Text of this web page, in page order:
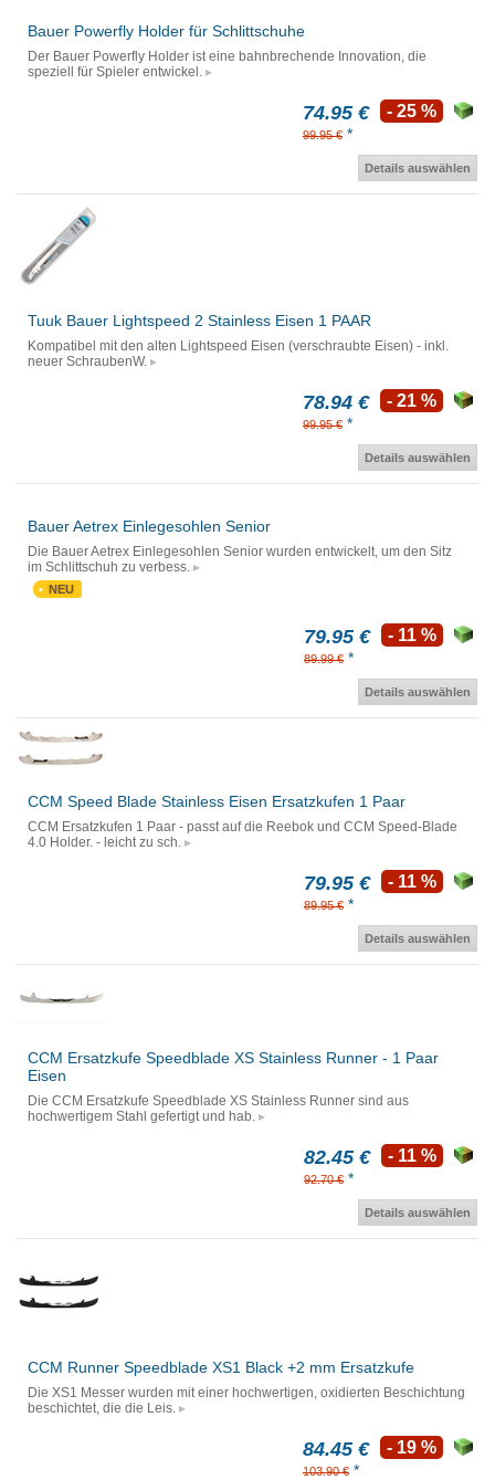
Bauer Powerfly Holder für Schlittschuhe
Der Bauer Powerfly Holder ist eine bahnbrechende Innovation, die
speziell für Spieler entwickel.
74.95 €
99.95 € *
- 25 %
Details auswählen
Tuuk Bauer Lightspeed 2 Stainless Eisen 1 PAAR
Kompatibel mit den alten Lightspeed Eisen (verschraubte Eisen) - inkl.
neuer SchraubenW.
78.94 €
99.95 € *
- 21 %
Details auswählen
Bauer Aetrex Einlegesohlen Senior
Die Bauer Aetrex Einlegesohlen Senior wurden entwickelt, um den Sitz
im Schlittschuh zu verbess.
NEU
79.95 €
89.99 € *
- 11 %
Details auswählen
CCM Speed Blade Stainless Eisen Ersatzkufen 1 Paar
CCM Ersatzkufen 1 Paar - passt auf die Reebok und CCM Speed-Blade
4.0 Holder. - leicht zu sch.
79.95 €
89.95 € *
- 11 %
Details auswählen
CCM Ersatzkufe Speedblade XS Stainless Runner - 1 Paar
Eisen
Die CCM Ersatzkufe Speedblade XS Stainless Runner sind aus
hochwertigem Stahl gefertigt und hab.
82.45 €
92.70 € *
- 11 %
Details auswählen
CCM Runner Speedblade XS1 Black +2 mm Ersatzkufe
Die XS1 Messer wurden mit einer hochwertigen, oxidierten Beschichtung
beschichtet, die die Leis.
84.45 €
103.90 € *
- 19 %